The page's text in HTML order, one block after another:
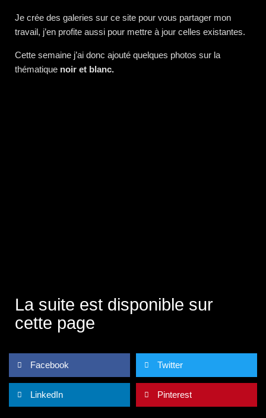
Je crée des galeries sur ce site pour vous partager mon
travail, j’en profite aussi pour mettre à jour celles existantes.
Cette semaine j’ai donc ajouté quelques photos sur la
thématique noir et blanc.
La suite est disponible sur
cette page
Facebook Twitter
LinkedIn Pinterest